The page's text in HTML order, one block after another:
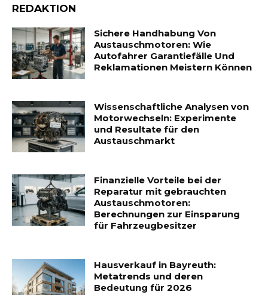
REDAKTION
Sichere Handhabung Von
Austauschmotoren: Wie
Autofahrer Garantiefälle Und
Reklamationen Meistern Können
Wissenschaftliche Analysen von
Motorwechseln: Experimente
und Resultate für den
Austauschmarkt
Finanzielle Vorteile bei der
Reparatur mit gebrauchten
Austauschmotoren:
Berechnungen zur Einsparung
für Fahrzeugbesitzer
Hausverkauf in Bayreuth:
Metatrends und deren
Bedeutung für 2026